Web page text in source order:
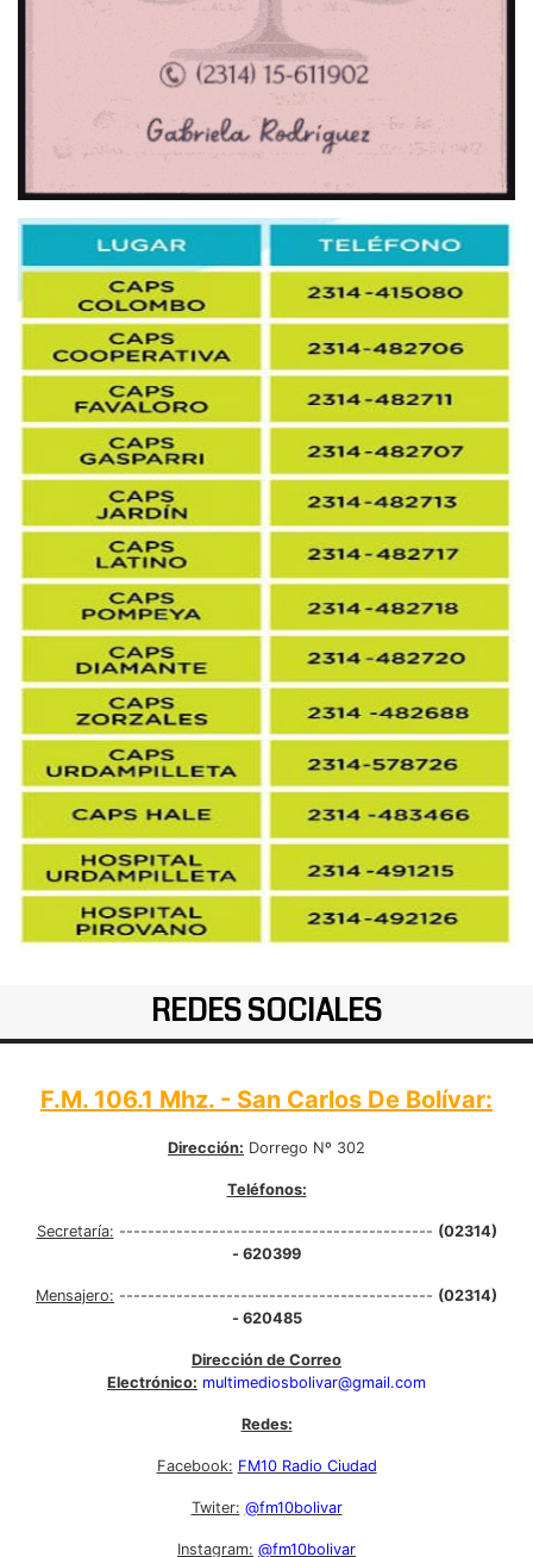
REDES SOCIALES
F.M. 106.1 Mhz. - San Carlos De Bolívar:
Dirección: Dorrego Nº 302
Teléfonos:
Secretaría: -------------------------------------------- (02314)
- 620399
Mensajero: -------------------------------------------- (02314)
- 620485
Dirección de Correo
Electrónico: multimediosbolivar@gmail.com
Redes:
Facebook: FM10 Radio Ciudad
Twiter: @fm10bolivar
Instagram: @fm10bolivar